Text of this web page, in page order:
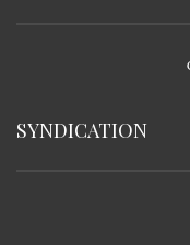
SYNDICATION